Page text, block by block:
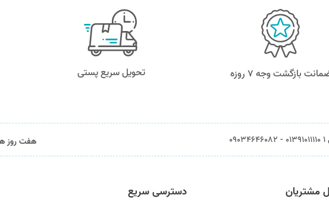
بازگشت وجه ۷ روزه تحویل سریع پستی
هفت روز هفته 8 ساعت در روز
مشتریان دسترسی سریع